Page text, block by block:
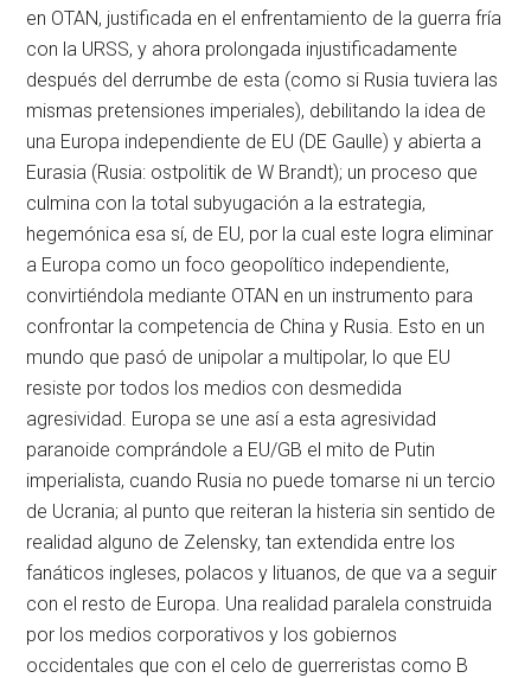
en OTAN, justificada en el enfrentamiento de la guerra fría
con la URSS, y ahora prolongada injustificadamente
después del derrumbe de esta (como si Rusia tuviera las
mismas pretensiones imperiales), debilitando la idea de
una Europa independiente de EU (DE Gaulle) y abierta a
Eurasia (Rusia: ostpolitik de W Brandt); un proceso que
culmina con la total subyugación a la estrategia,
hegemónica esa sí, de EU, por la cual este logra eliminar
a Europa como un foco geopolítico independiente,
convirtiéndola mediante OTAN en un instrumento para
confrontar la competencia de China y Rusia. Esto en un
mundo que pasó de unipolar a multipolar, lo que EU
resiste por todos los medios con desmedida
agresividad. Europa se une así a esta agresividad
paranoide comprándole a EU/GB el mito de Putin
imperialista, cuando Rusia no puede tomarse ni un tercio
de Ucrania; al punto que reiteran la histeria sin sentido de
realidad alguno de Zelensky, tan extendida entre los
fanáticos ingleses, polacos y lituanos, de que va a seguir
con el resto de Europa. Una realidad paralela construida
por los medios corporativos y los gobiernos
occidentales que con el celo de guerreristas como B